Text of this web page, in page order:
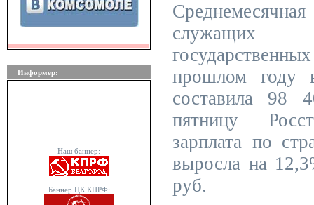
Информер:
Наш баннер:
Баннер ЦК КПРФ:
Среднемесячная
служащих
прошлом году
составила 98
пятницу
зарплата по
выросла на
руб.